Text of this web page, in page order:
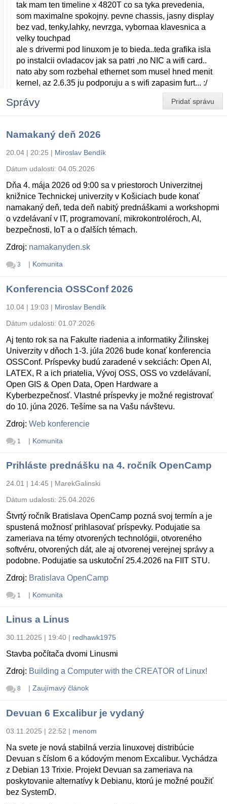
tak mam ten timeline x 4820T co sa tyka prevedenia,
som maximalne spokojny. pevne chassis, jasny display
bez vad, tenky,lahky, nevrzga, vybornaa klavesnica a
velky touchpad
ale s drivermi pod linuxom je to bieda..teda grafika isla
po instalcii ovladacov jak sa patri ,no NIC a wifi card..
nato aby som rozbehal ethernet som musel hned menit
kernel, az 2.6.35 ju podporuju a s wifi zapasim furt... :/
Pridať správu
Správy
Namakaný deň 2026
20.04 | 20:25 | Miroslav Bendík
Dátum udalosti: 04.05.2026
Dňa 4. mája 2026 od 9:00 sa v priestoroch Univerzitnej
knižnice Technickej univerzity v Košiciach bude konať
namakaný deň, teda deň nabitý prednáškami a workshopmi
o vzdelávaní v IT, programovaní, mikrokontroléroch, AI,
bezpečnosti, IoT a o ďalších témach.
Zdroj: namakanyden.sk
3 | Komunita
Konferencia OSSConf 2026
10.04 | 19:03 | Miroslav Bendík
Dátum udalosti: 01.07.2026
Aj tento rok sa na Fakulte riadenia a informatiky Žilinskej
Univerzity v dňoch 1-3. júla 2026 bude konať konferencia
OSSConf. Príspevky budú zaradené v sekciách: Open AI,
LATEX, R a ich priatelia, Vývoj OSS, OSS vo vzdelávaní,
Open GIS & Open Data, Open Hardware a
Kyberbezpečnosť. Vlastné príspevky je možné registrovať
do 10. júna 2026. Tešíme sa na Vašu návštevu.
Zdroj: Web konferencie
1 | Komunita
Prihláste prednášku na 4. ročník OpenCamp
24.01 | 14:45 | MarekGalinski
Dátum udalosti: 25.04.2026
Štvrtý ročník Bratislava OpenCamp pozná svoj termín a je
spustená možnosť prihlasovať príspevky. Podujatie sa
zameriava na témy otvorených technológii, otvoreného
softvéru, otvorených dát, ale aj otvorenej verejnej správy a
podobne. Podujatie sa uskutoční 25.4.2026 na FIIT STU.
Zdroj: Bratislava OpenCamp
1 | Komunita
Linus a Linus
30.11.2025 | 19:40 | redhawk1975
Stavba počítača dvomi Linusmi
Zdroj: Building a Computer with the CREATOR of Linux!
8 | Zaujímavý článok
Devuan 6 Excalibur je vydaný
03.11.2025 | 22:52 | menom
Na svete je nová stabilná verzia linuxovej distribúcie
Devuan s číslom 6 a kódovým menom Excalibur. Vychádza
z Debian 13 Trixie. Projekt Devuan sa zameriava na
poskytovanie alternatívy k Debianu, ktorú je možné použiť
bez SystemD.